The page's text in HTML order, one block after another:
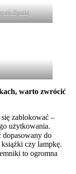
Ryobi
warto zwrócić
zablokować –
użytkowania.
do
książki czy lampkę.
to ogromna